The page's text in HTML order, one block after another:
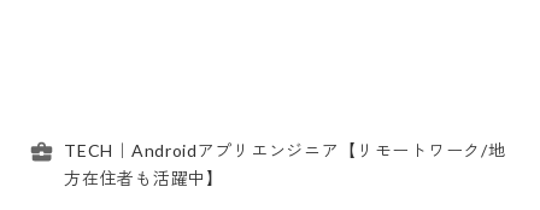
TECH｜Androidアプリエンジニア【リモートワーク/地
方在住者も活躍中】